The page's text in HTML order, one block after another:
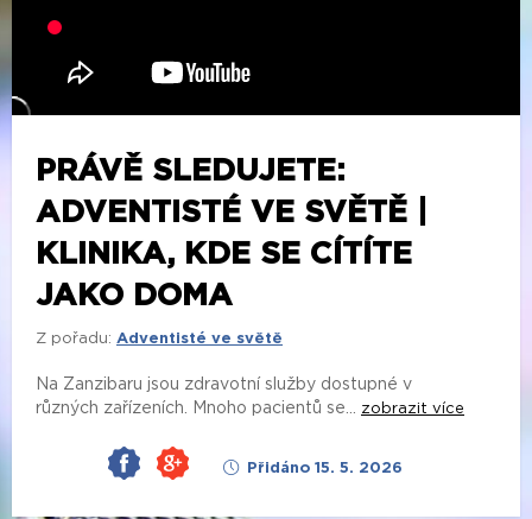
PRÁVĚ SLEDUJETE:
ADVENTISTÉ VE SVĚTĚ |
KLINIKA, KDE SE CÍTÍTE
JAKO DOMA
Z pořadu: Adventisté ve světě
Na Zanzibaru jsou zdravotní služby dostupné v
různých zařízeních. Mnoho pacientů se...
zobrazit více
Přidáno 15. 5. 2026